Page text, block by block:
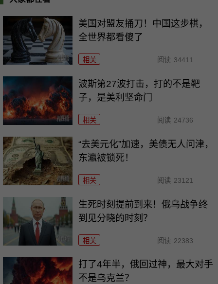
美国对盟友捅刀！中国这步棋，
全世界都看傻了
相关 阅读 34411
波斯第27波打击，打的不是靶
子，是美利坚命门
相关 阅读 24736
“去美元化”加速，美债无人问津，
东瀛被锁死！
相关 阅读 23121
生死时刻提前到来！俄乌战争终
到见分晓的时刻？
相关 阅读 22383
打了4年半，俄回过神，最大对手
不是乌克兰？